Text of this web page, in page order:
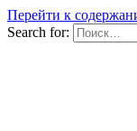
Перейти к
Search for: